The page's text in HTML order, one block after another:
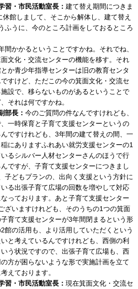
習・市民活動室長： 建て替え期間につきま
館しまして、そこから解体し、建て替え
ふうに、今のところ計画をしておるところ
間かかるということですかね。それでね、
文化・交流センターの機能を移す。それ
か青少年指導センターは旧の教育センタ
すけど、ただこの今の箕面文化・交流セ
設で、移らないものがあるということで
それは何ですかね。
部長： 今のご質問の件なんですけれども、
一時保育と子育て支援センターというの
ですけれども、3年間の建て替えの間、一
にありますふれあい就労支援センターの1
るシルバー人材センターさんのほうで行
ですが、子育て支援センターにつきまし
子どもプランの、出向く支援という方針に
る出張子育て広場の回数を増やして対応
っております。あと子育て支援センター
ざいますけれども、そのうちの1つの箕面
育て支援センターが3年間閉まるという形
館の活用も、より活用していただくという
と考えているんですけれども、西側の利
う状況ですので、出張子育て広場も、西
方が困らないような形で実施計画を立て
えております。
習・市民活動室長： 現在箕面文化・交流セ